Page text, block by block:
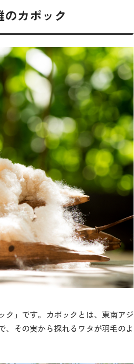
のカポック
ク」です。カポックとは、東南アジ
、その実から採れるワタが羽毛のよ